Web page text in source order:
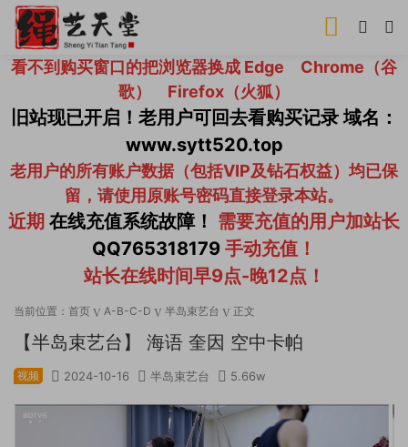
看不到购买窗口的把浏览器换成 Edge Chrome（谷
歌） Firefox（火狐）
旧站现已开启！老用户可回去看购买记录 域名：
www.sytt520.top
老用户的所有账户数据（包括VIP及钻石权益）均已保
留，请使用原账号密码直接登录本站。
近期 在线充值系统故障！ 需要充值的用户加站长
QQ765318179 手动充值！
站长在线时间早9点-晚12点！
当前位置： 首页 A-B-C-D 半岛束艺台 正文
【半岛束艺台】 海语 奎因 空中卡帕
视频 2024-10-16 半岛束艺台 5.66w